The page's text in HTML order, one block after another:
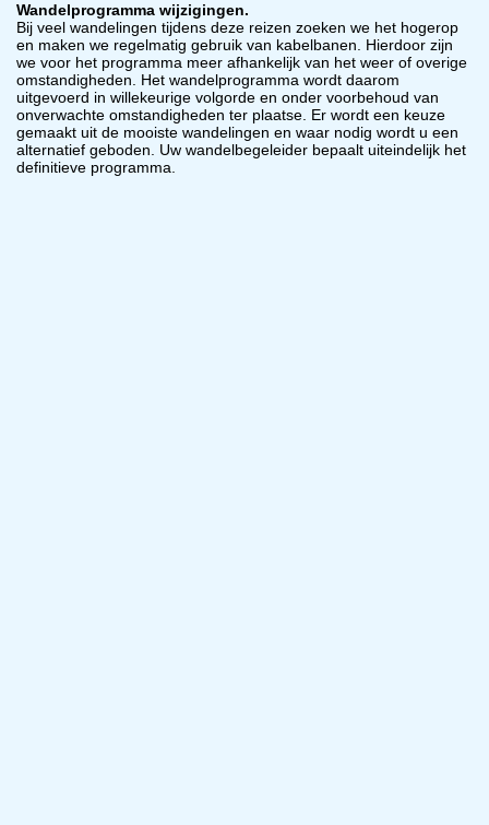
Wandelprogramma wijzigingen.
Bij veel wandelingen tijdens deze reizen zoeken we het hogerop
en maken we regelmatig gebruik van kabelbanen. Hierdoor zijn
we voor het programma meer afhankelijk van het weer of overige
omstandigheden. Het wandelprogramma wordt daarom
uitgevoerd in willekeurige volgorde en onder voorbehoud van
onverwachte omstandigheden ter plaatse. Er wordt een keuze
gemaakt uit de mooiste wandelingen en waar nodig wordt u een
alternatief geboden. Uw wandelbegeleider bepaalt uiteindelijk het
definitieve programma.